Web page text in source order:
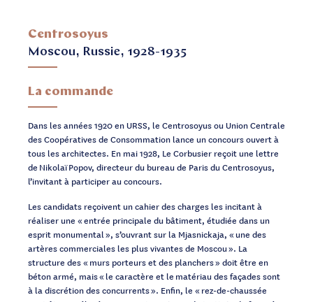
Centrosoyus
Moscou, Russie, 1928-1935
La commande
Dans les années 1920 en URSS, le Centrosoyus ou Union Centrale
des Coopératives de Consommation lance un concours ouvert à
tous les architectes. En mai 1928, Le Corbusier reçoit une lettre
de Nikolaï Popov, directeur du bureau de Paris du Centrosoyus,
l’invitant à participer au concours.
Les candidats reçoivent un cahier des charges les incitant à
réaliser une « entrée principale du bâtiment, étudiée dans un
esprit monumental », s’ouvrant sur la Mjasnickaja, « une des
artères commerciales les plus vivantes de Moscou ». La
structure des « murs porteurs et des planchers » doit être en
béton armé, mais « le caractère et le matériau des façades sont
à la discrétion des concurrents ». Enfin, le « rez-de-chaussée